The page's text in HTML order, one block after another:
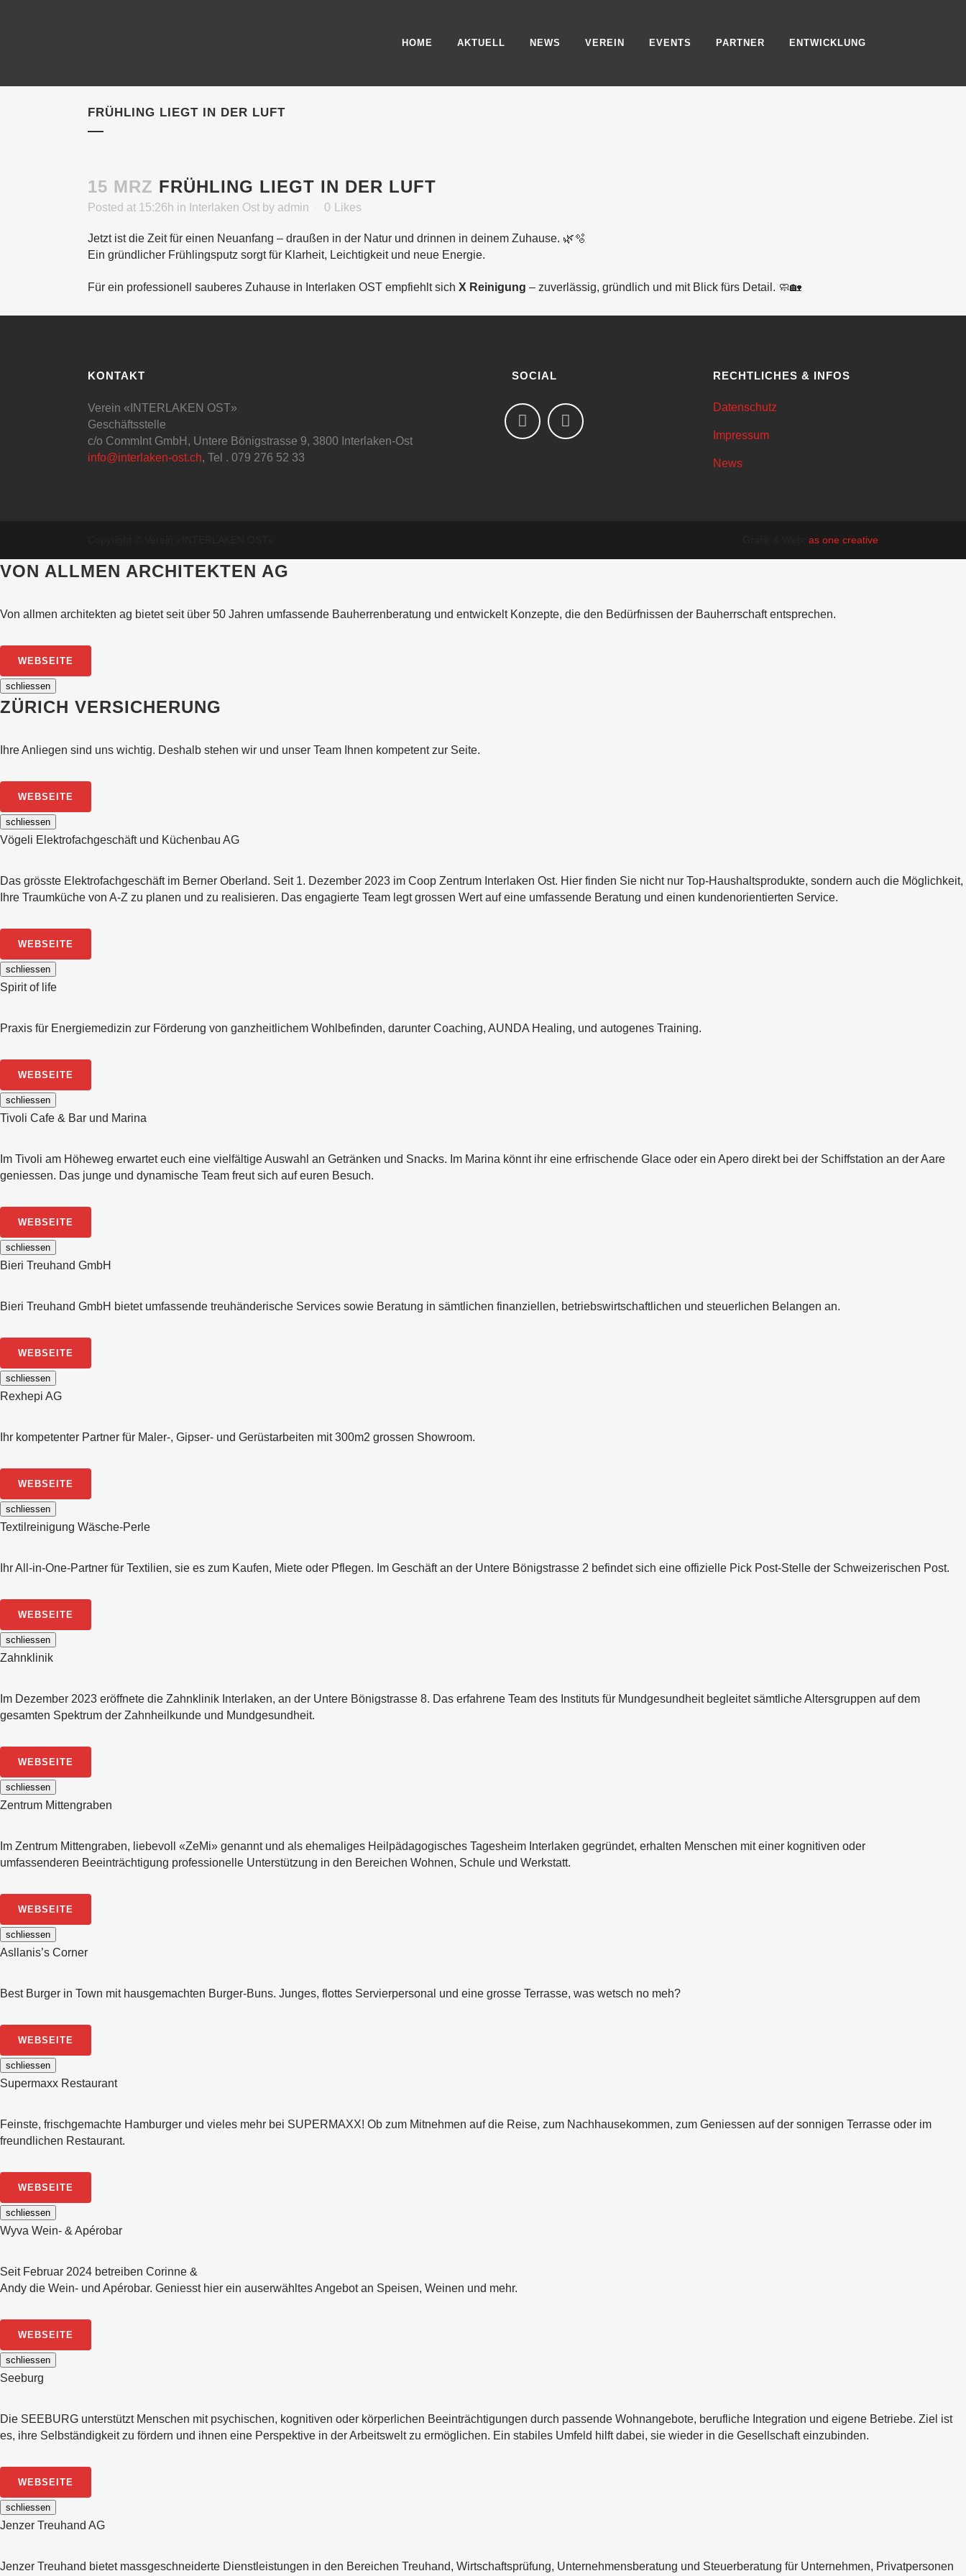
HOME AKTUELL NEWS VEREIN EVENTS PARTNER ENTWICKLUNG
FRÜHLING LIEGT IN DER LUFT
15 MRZ FRÜHLING LIEGT IN DER LUFT
Posted at 15:26h in Interlaken Ost by admin 0 Likes
Jetzt ist die Zeit für einen Neuanfang – draußen in der Natur und drinnen in deinem Zuhause. 🌿🫧
Ein gründlicher Frühlingsputz sorgt für Klarheit, Leichtigkeit und neue Energie.
Für ein professionell sauberes Zuhause in Interlaken OST empfiehlt sich X Reinigung – zuverlässig, gründlich und mit Blick fürs Detail. 🧼🏡
KONTAKT
Verein «INTERLAKEN OST»
Geschäftsstelle
c/o CommInt GmbH, Untere Bönigstrasse 9, 3800 Interlaken-Ost
info@interlaken-ost.ch, Tel . 079 276 52 33
SOCIAL RECHTLICHES & INFOS
Datenschutz
Impressum
News
as one creative
VON ALLMEN ARCHITEKTEN AG
Von allmen architekten ag bietet seit über 50 Jahren umfassende Bauherrenberatung und entwickelt Konzepte, die den Bedürfnissen der Bauherrschaft entsprechen.
WEBSEITE
schliessen
ZÜRICH VERSICHERUNG
Ihre Anliegen sind uns wichtig. Deshalb stehen wir und unser Team Ihnen kompetent zur Seite.
WEBSEITE
schliessen
Vögeli Elektrofachgeschäft und Küchenbau AG
Das grösste Elektrofachgeschäft im Berner Oberland. Seit 1. Dezember 2023 im Coop Zentrum Interlaken Ost. Hier finden Sie nicht nur Top-Haushaltsprodukte, sondern auch die Möglichkeit,
Ihre Traumküche von A-Z zu planen und zu realisieren. Das engagierte Team legt grossen Wert auf eine umfassende Beratung und einen kundenorientierten Service.
WEBSEITE
schliessen
Spirit of life
Praxis für Energiemedizin zur Förderung von ganzheitlichem Wohlbefinden, darunter Coaching, AUNDA Healing, und autogenes Training.
WEBSEITE
schliessen
Tivoli Cafe & Bar und Marina
Im Tivoli am Höheweg erwartet euch eine vielfältige Auswahl an Getränken und Snacks. Im Marina könnt ihr eine erfrischende Glace oder ein Apero direkt bei der Schiffstation an der Aare
geniessen. Das junge und dynamische Team freut sich auf euren Besuch.
WEBSEITE
schliessen
Bieri Treuhand GmbH
Bieri Treuhand GmbH bietet umfassende treuhänderische Services sowie Beratung in sämtlichen finanziellen, betriebswirtschaftlichen und steuerlichen Belangen an.
WEBSEITE
schliessen
Rexhepi AG
Ihr kompetenter Partner für Maler-, Gipser- und Gerüstarbeiten mit 300m2 grossen Showroom.
WEBSEITE
schliessen
Textilreinigung Wäsche-Perle
Ihr All-in-One-Partner für Textilien, sie es zum Kaufen, Miete oder Pflegen. Im Geschäft an der Untere Bönigstrasse 2 befindet sich eine offizielle Pick Post-Stelle der Schweizerischen Post.
WEBSEITE
schliessen
Zahnklinik
Im Dezember 2023 eröffnete die Zahnklinik Interlaken, an der Untere Bönigstrasse 8. Das erfahrene Team des Instituts für Mundgesundheit begleitet sämtliche Altersgruppen auf dem
gesamten Spektrum der Zahnheilkunde und Mundgesundheit.
WEBSEITE
schliessen
Zentrum Mittengraben
Im Zentrum Mittengraben, liebevoll «ZeMi» genannt und als ehemaliges Heilpädagogisches Tagesheim Interlaken gegründet, erhalten Menschen mit einer kognitiven oder
umfassenderen Beeinträchtigung professionelle Unterstützung in den Bereichen Wohnen, Schule und Werkstatt.
WEBSEITE
schliessen
Asllanis’s Corner
Best Burger in Town mit hausgemachten Burger-Buns. Junges, flottes Servierpersonal und eine grosse Terrasse, was wetsch no meh?
WEBSEITE
schliessen
Supermaxx Restaurant
Feinste, frischgemachte Hamburger und vieles mehr bei SUPERMAXX! Ob zum Mitnehmen auf die Reise, zum Nachhausekommen, zum Geniessen auf der sonnigen Terrasse oder im
freundlichen Restaurant.
WEBSEITE
schliessen
Wyva Wein- & Apérobar
Seit Februar 2024 betreiben Corinne &
Andy die Wein- und Apérobar. Geniesst hier ein auserwähltes Angebot an Speisen, Weinen und mehr.
WEBSEITE
schliessen
Seeburg
Die SEEBURG unterstützt Menschen mit psychischen, kognitiven oder körperlichen Beeinträchtigungen durch passende Wohnangebote, berufliche Integration und eigene Betriebe. Ziel ist
es, ihre Selbständigkeit zu fördern und ihnen eine Perspektive in der Arbeitswelt zu ermöglichen. Ein stabiles Umfeld hilft dabei, sie wieder in die Gesellschaft einzubinden.
WEBSEITE
schliessen
Jenzer Treuhand AG
Jenzer Treuhand bietet massgeschneiderte Dienstleistungen in den Bereichen Treuhand, Wirtschaftsprüfung, Unternehmensberatung und Steuerberatung für Unternehmen, Privatpersonen